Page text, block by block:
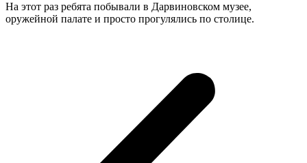
На этот раз ребята побывали в Дарвиновском музее,
оружейной палате и просто прогулялись по столице.